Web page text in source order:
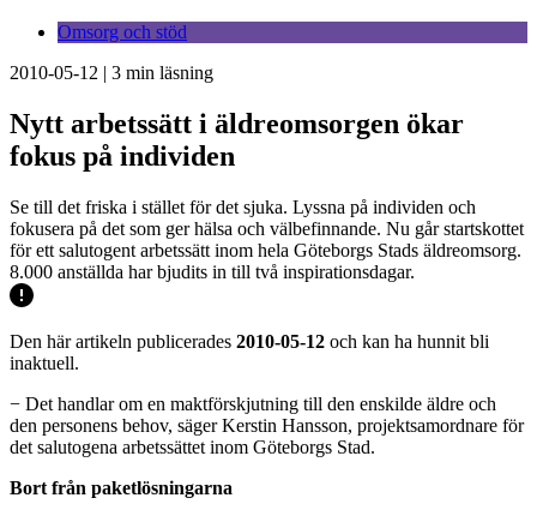
Omsorg och stöd
2010-05-12 | 3 min läsning
Nytt arbetssätt i äldreomsorgen ökar
fokus på individen
Se till det friska i stället för det sjuka. Lyssna på individen och
fokusera på det som ger hälsa och välbefinnande. Nu går startskottet
för ett salutogent arbetssätt inom hela Göteborgs Stads äldreomsorg.
8.000 anställda har bjudits in till två inspirationsdagar.
Den här artikeln publicerades 2010-05-12 och kan ha hunnit bli
inaktuell.
− Det handlar om en maktförskjutning till den enskilde äldre och
den personens behov, säger Kerstin Hansson, projektsamordnare för
det salutogena arbetssättet inom Göteborgs Stad.
Bort från paketlösningarna